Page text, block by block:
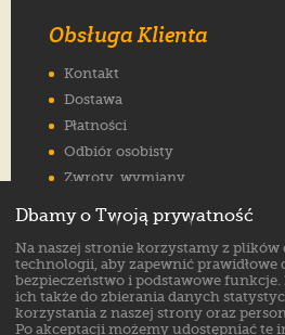
Obsługa Klienta
Kontakt
Dostawa
Płatności
Odbiór osobisty
Zwroty, wymiany
Jak wybrać rozmiar
FAQ
Znajdź nas na:
Dbamy o Twoją prywatność
Na naszej stronie korzystamy z plików
technologii, aby zapewnić prawidłowe
bezpieczeństwo i podstawowe
ich także do zbierania danych
korzystania z naszej strony oraz
Po akceptacji możemy udostępniać te